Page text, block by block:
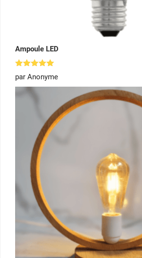
Ampoule LED
Note
sur 5
par Anonyme